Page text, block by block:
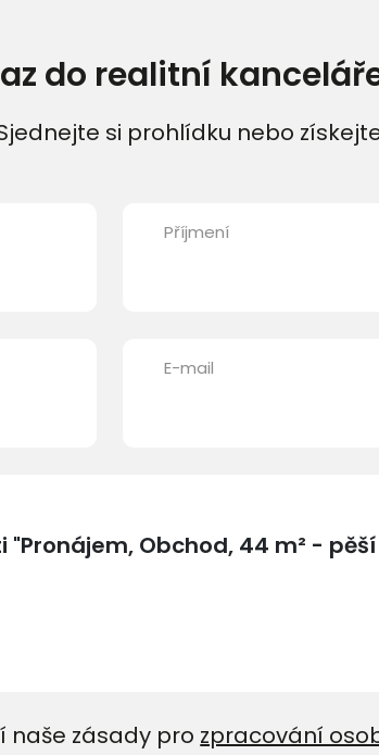
do realitní
si prohlídku nebo
Příjmení
E-mail
zásady pro zpracování